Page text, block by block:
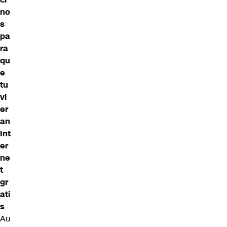
no
s
pa
ra
qu
e
tu
vi
er
an
Int
er
ne
t
gr
ati
s
Au